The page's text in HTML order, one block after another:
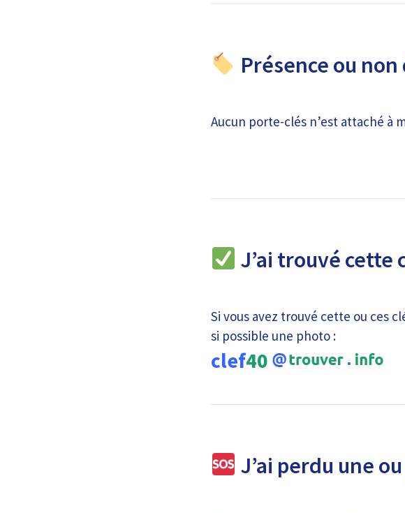
Présence ou
Aucun porte-clés n’est attaché à
J’ai trouvé cette
Si vous avez trouvé cette ou ces
si possible une photo :
clef40
J’ai perdu une